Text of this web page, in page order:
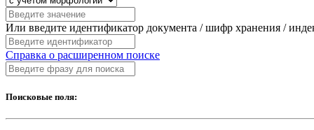
Или введите идентификатор документа / шифр хранения /
Справка о расширенном поиске
Поисковые поля: